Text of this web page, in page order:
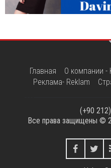
Главная О компании -
Реклама- Reklam
(+90
Все права защищены ©